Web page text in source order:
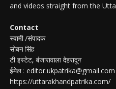
and videos straight from the
Contact
स्वामी /संपादक
सोबन सिंह
टी इस्टेट, बंजारावाला देहरादून
ईमेल : editor.ukpatrika@gmail.com
https://uttarakhandpatrika.com/